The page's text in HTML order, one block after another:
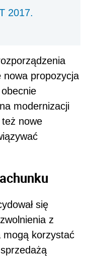
2017.
nowa propozycja
modernizacji
nowe
się
z
mogą korzystać